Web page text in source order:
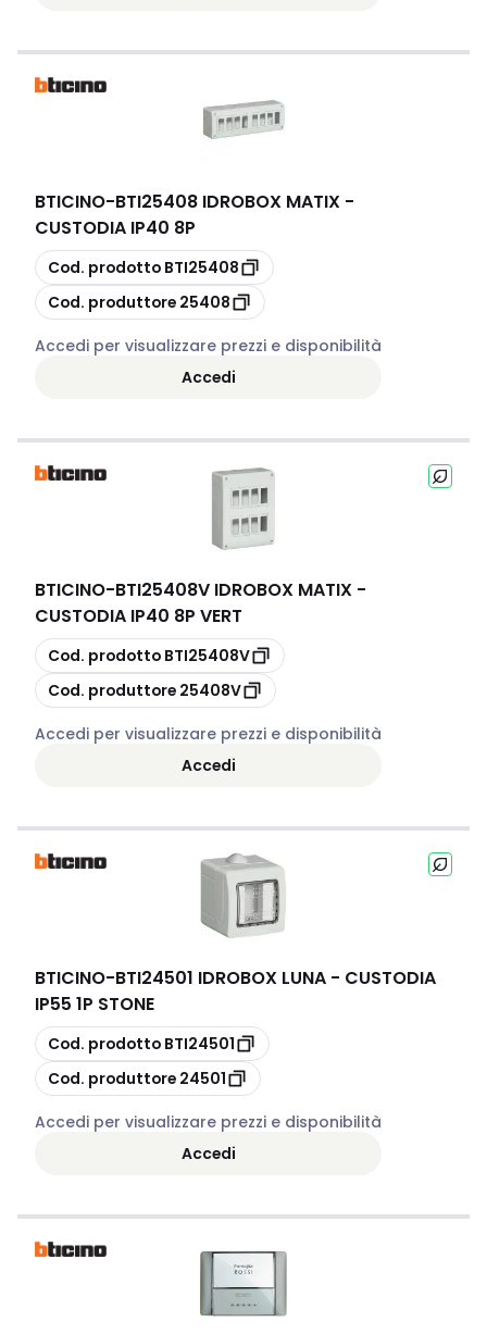
BTICINO-BTI25408 IDROBOX MATIX -
CUSTODIA IP40 8P
copia
Cod. prodotto BTI25408
copia
Cod. produttore 25408
Accedi per visualizzare prezzi e disponibilità
Accedi
BTICINO-BTI25408V IDROBOX MATIX -
CUSTODIA IP40 8P VERT
copia
Cod. prodotto BTI25408V
copia
Cod. produttore 25408V
Accedi per visualizzare prezzi e disponibilità
Accedi
BTICINO-BTI24501 IDROBOX LUNA - CUSTODIA
IP55 1P STONE
copia
Cod. prodotto BTI24501
copia
Cod. produttore 24501
Accedi per visualizzare prezzi e disponibilità
Accedi